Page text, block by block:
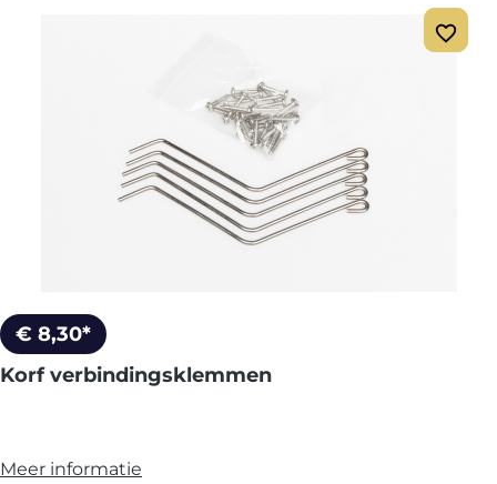
€ 8,30*
Korf verbindingsklemmen
Meer informatie